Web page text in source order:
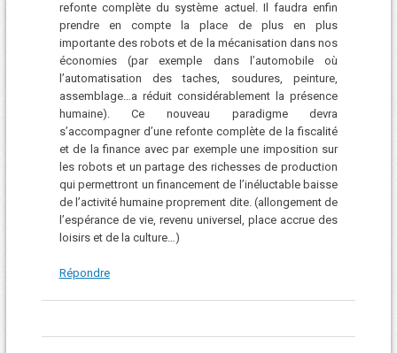
refonte complète du système actuel. Il faudra enfin
prendre en compte la place de plus en plus
importante des robots et de la mécanisation dans nos
économies (par exemple dans l’automobile où
l’automatisation des taches, soudures, peinture,
assemblage…a réduit considérablement la présence
humaine). Ce nouveau paradigme devra
s’accompagner d’une refonte complète de la fiscalité
et de la finance avec par exemple une imposition sur
les robots et un partage des richesses de production
qui permettront un financement de l’inéluctable baisse
de l’activité humaine proprement dite. (allongement de
l’espérance de vie, revenu universel, place accrue des
loisirs et de la culture…)
Répondre